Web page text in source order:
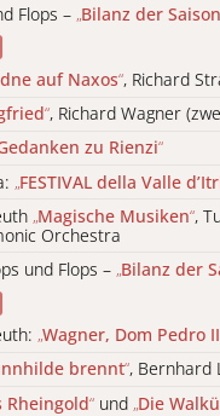
Flops – „Bilanz der
auf Naxos“, Richard
“, Richard Wagner
zu Rienzi“
„FESTIVAL della Valle
„Magische Musiken“,
Orchestra
und Flops – „Bilanz der
„Wagner, Dom Pedro
brennt“, Bernhard
Rheingold“ und „Die